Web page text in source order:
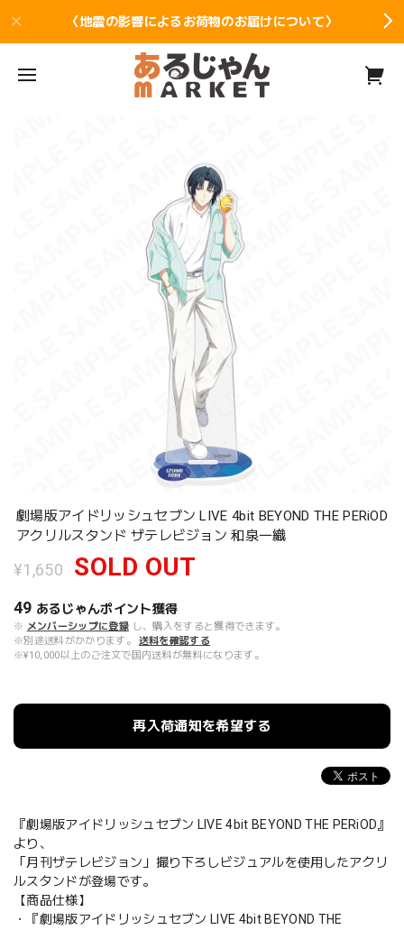
〈地震の影響によるお荷物のお届けについて〉
劇場版アイドリッシュセブン LIVE 4bit BEYOND THE PERiOD
アクリルスタンド ザテレビジョン 和泉一織
¥1,650 SOLD OUT
49 あるじゃんポイント獲得
※ メンバーシップに登録 し、購入をすると獲得できます。
※別途送料がかかります。
送料を確認する
※¥10,000以上のご注文で国内送料が無料になります。
再入荷通知を希望する
『劇場版アイドリッシュセブン LIVE 4bit BEYOND THE PERiOD』
より、
「月刊ザテレビジョン」撮り下ろしビジュアルを使用したアクリ
ルスタンドが登場です。
【商品仕様】
・『劇場版アイドリッシュセブン LIVE 4bit BEYOND THE